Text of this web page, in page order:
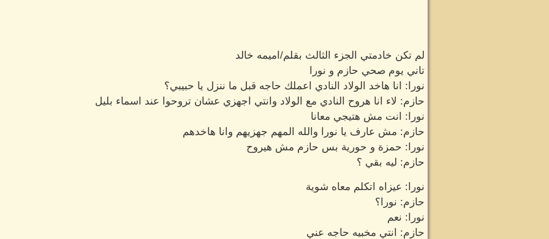
لم تكن خادمتي الجزء الثالث بقلم/اميمه خالد
تاني يوم صحي حازم و نورا
نورا: انا هاخد الولاد النادي اعملك حاجه قبل ما ننزل يا حبيبي؟
حازم: لاء انا هروح النادي مع الولاد وانتي اجهزي عشان تروحوا عند اسماء بليل
نورا: انت مش هتيجي معانا
حازم: مش عارف يا نورا والله المهم جهزيهم وانا هاخدهم
نورا: حمزة و حورية بس حازم مش هيروح
حازم: ليه بقي ؟
نورا: عيزاه اتكلم معاه شوية
حازم: نورا؟
نورا: نعم
حازم: انتي مخبيه حاجه عني